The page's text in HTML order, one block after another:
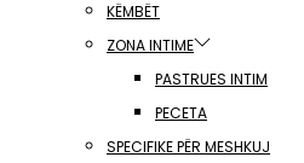
KËMBËT
ZONA INTIME
PASTRUES INTIM
PECETA
SPECIFIKE PËR MESHKUJ